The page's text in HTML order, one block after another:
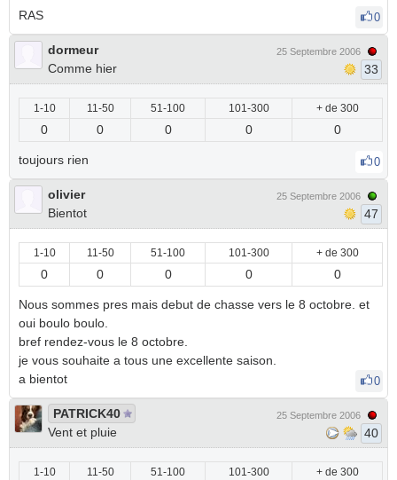
RAS 0
dormeur
Comme hier
25 Septembre 2006
33
1-10 11-50 51-100 101-300 + de 300
0 0 0 0 0
toujours rien 0
olivier
Bientot
25 Septembre 2006
47
1-10 11-50 51-100 101-300 + de 300
0 0 0 0 0
Nous sommes pres mais debut de chasse vers le 8 octobre. et
oui boulo boulo.
bref rendez-vous le 8 octobre.
je vous souhaite a tous une excellente saison.
a bientot
0
PATRICK40
Vent et pluie
25 Septembre 2006
40
1-10 11-50 51-100 101-300 + de 300